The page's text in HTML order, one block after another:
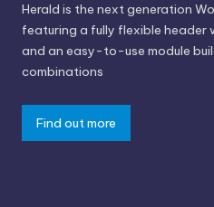
Herald is the next generation
featuring a fully flexible header
and an easy-to-use module
combinations
Find out more